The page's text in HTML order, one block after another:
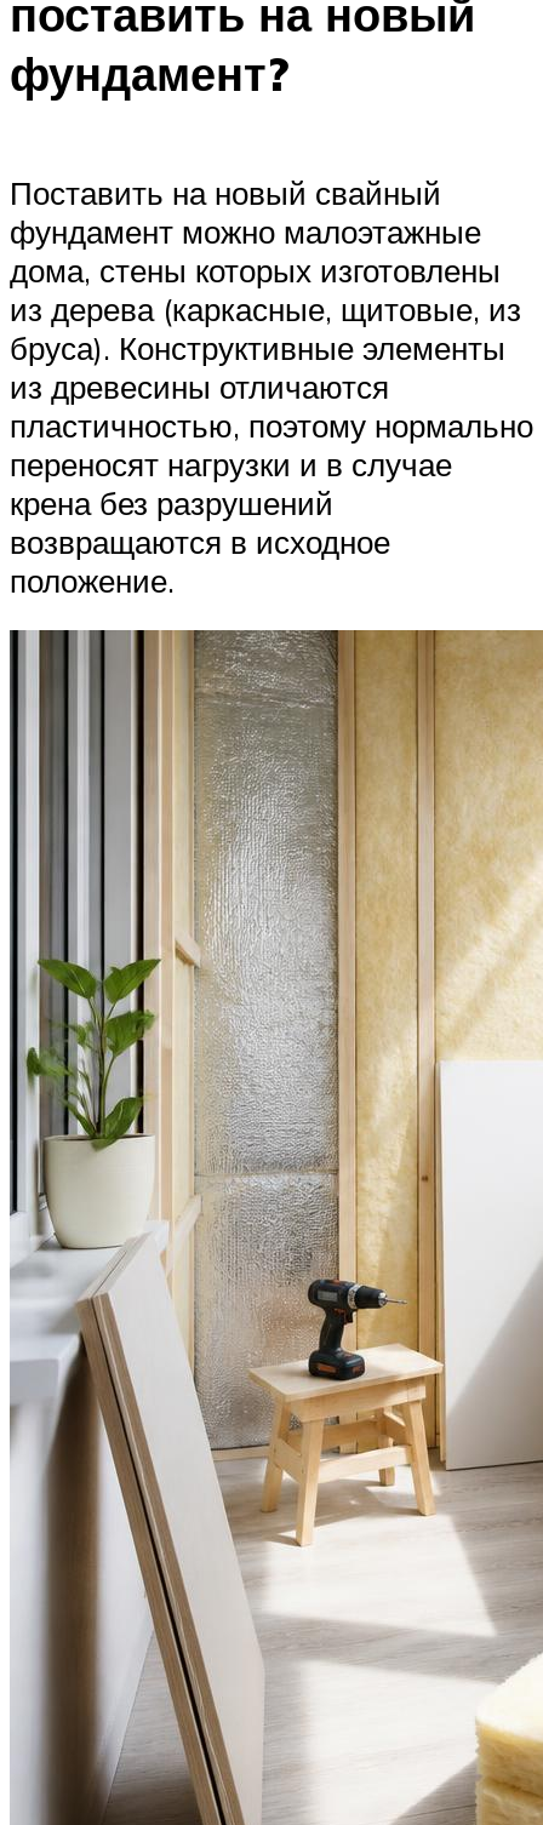
поставить на новый
фундамент?
Поставить на новый свайный
фундамент можно малоэтажные
дома, стены которых изготовлены
из дерева (каркасные, щитовые, из
бруса). Конструктивные элементы
из древесины отличаются
пластичностью, поэтому нормально
переносят нагрузки и в случае
крена без разрушений
возвращаются в исходное
положение.